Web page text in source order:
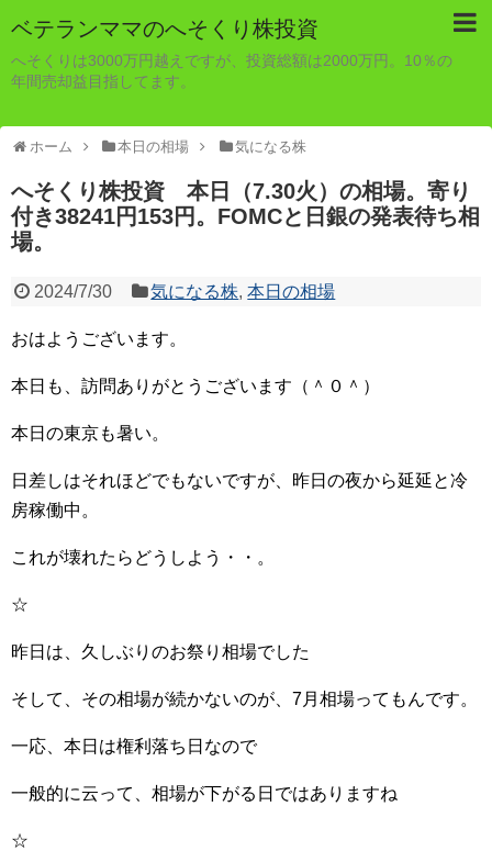
ベテランママのへそくり株投資
へそくりは3000万円越えですが、投資総額は2000万円。10％の
年間売却益目指してます。
ホーム 本日の相場 気になる株
へそくり株投資 本日（7.30火）の相場。寄り
付き38241円153円。FOMCと日銀の発表待ち相
場。
2024/7/30 気になる株,本日の相場
おはようございます。
本日も、訪問ありがとうございます（＾０＾）
本日の東京も暑い。
日差しはそれほどでもないですが、昨日の夜から延延と冷
房稼働中。
これが壊れたらどうしよう・・。
☆
昨日は、久しぶりのお祭り相場でした
そして、その相場が続かないのが、7月相場ってもんです。
一応、本日は権利落ち日なので
一般的に云って、相場が下がる日ではありますね
☆